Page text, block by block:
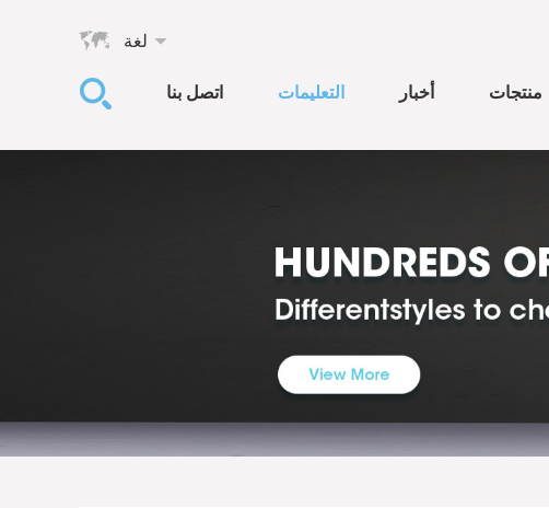
لغة
منتجات أخبار التعليمات اتصل بنا